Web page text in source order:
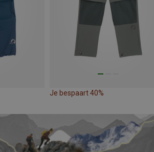
Je bespaart 40%